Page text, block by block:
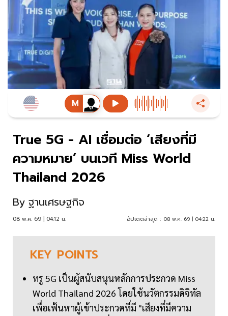
True 5G - AI เชื่อมต่อ ‘เสียงที่มี
ความหมาย’ บนเวที Miss World
Thailand 2026
By ฐานเศรษฐกิจ
08 พ.ค. 69 | 04:12 น. อัปเดตล่าสุด : 08 พ.ค. 69 | 04:22 น.
KEY POINTS
ทรู 5G เป็นผู้สนับสนุนหลักการประกวด Miss
World Thailand 2026 โดยใช้นวัตกรรมดิจิทัล
เพื่อเฟ้นหาผู้เข้าประกวดที่มี "เสียงที่มีความ